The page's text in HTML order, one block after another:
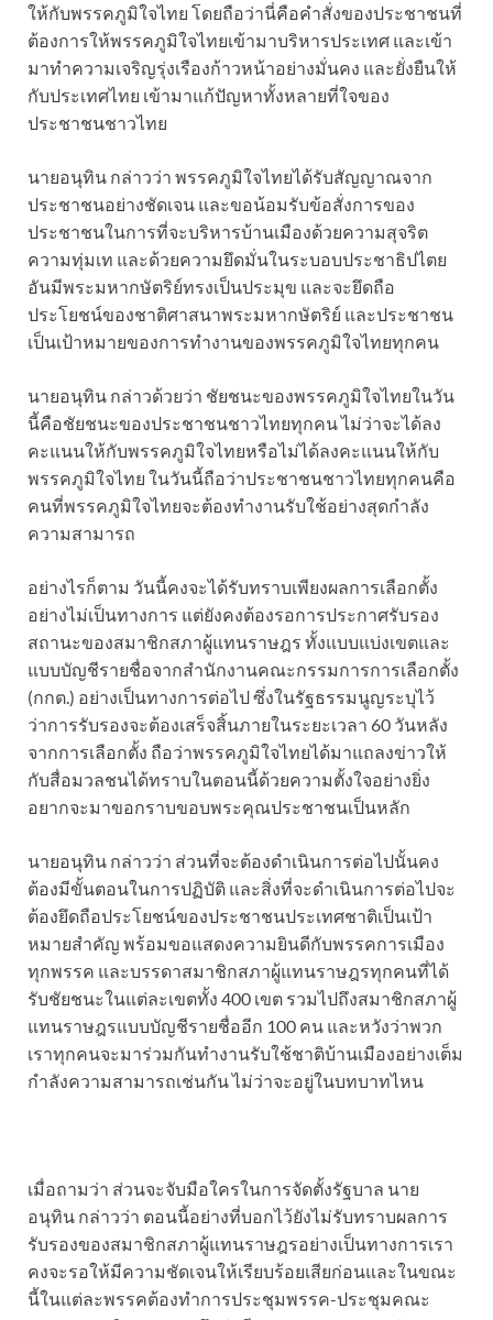
ให้กับพรรคภูมิใจไทย โดยถือว่านี่คือคำสั่งของประชาชนที่
ต้องการให้พรรคภูมิใจไทยเข้ามาบริหารประเทศ และเข้า
มาทำความเจริญรุ่งเรืองก้าวหน้าอย่างมั่นคง และยั่งยืนให้
กับประเทศไทย เข้ามาแก้ปัญหาทั้งหลายที่ใจของ
ประชาชนชาวไทย
นายอนุทิน กล่าวว่า พรรคภูมิใจไทยได้รับสัญญาณจาก
ประชาชนอย่างชัดเจน และขอน้อมรับข้อสั่งการของ
ประชาชนในการที่จะบริหารบ้านเมืองด้วยความสุจริต
ความทุ่มเท และด้วยความยึดมั่นในระบอบประชาธิปไตย
อันมีพระมหากษัตริย์ทรงเป็นประมุข และจะยึดถือ
ประโยชน์ของชาติศาสนาพระมหากษัตริย์ และประชาชน
เป็นเป้าหมายของการทำงานของพรรคภูมิใจไทยทุกคน
นายอนุทิน กล่าวด้วยว่า ชัยชนะของพรรคภูมิใจไทยในวัน
นี้คือชัยชนะของประชาชนชาวไทยทุกคน ไม่ว่าจะได้ลง
คะแนนให้กับพรรคภูมิใจไทยหรือไม่ได้ลงคะแนนให้กับ
พรรคภูมิใจไทย ในวันนี้ถือว่าประชาชนชาวไทยทุกคนคือ
คนที่พรรคภูมิใจไทยจะต้องทำงานรับใช้อย่างสุดกำลัง
ความสามารถ
อย่างไรก็ตาม วันนี้คงจะได้รับทราบเพียงผลการเลือกตั้ง
อย่างไม่เป็นทางการ แต่ยังคงต้องรอการประกาศรับรอง
สถานะของสมาชิกสภาผู้แทนราษฎร ทั้งแบบแบ่งเขตและ
แบบบัญชีรายชื่อจากสำนักงานคณะกรรมการการเลือกตั้ง
(กกต.) อย่างเป็นทางการต่อไป ซึ่งในรัฐธรรมนูญระบุไว้
ว่าการรับรองจะต้องเสร็จสิ้นภายในระยะเวลา 60 วันหลัง
จากการเลือกตั้ง ถือว่าพรรคภูมิใจไทยได้มาแถลงข่าวให้
กับสื่อมวลชนได้ทราบในตอนนี้ด้วยความตั้งใจอย่างยิ่ง
อยากจะมาขอกราบขอบพระคุณประชาชนเป็นหลัก
นายอนุทิน กล่าวว่า ส่วนที่จะต้องดำเนินการต่อไปนั้นคง
ต้องมีขั้นตอนในการปฏิบัติ และสิ่งที่จะดำเนินการต่อไปจะ
ต้องยึดถือประโยชน์ของประชาชนประเทศชาติเป็นเป้า
หมายสำคัญ พร้อมขอแสดงความยินดีกับพรรคการเมือง
ทุกพรรค และบรรดาสมาชิกสภาผู้แทนราษฎรทุกคนที่ได้
รับชัยชนะในแต่ละเขตทั้ง 400 เขต รวมไปถึงสมาชิกสภาผู้
แทนราษฎรแบบบัญชีรายชื่ออีก 100 คน และหวังว่าพวก
เราทุกคนจะมาร่วมกันทำงานรับใช้ชาติบ้านเมืองอย่างเต็ม
กำลังความสามารถเช่นกัน ไม่ว่าจะอยู่ในบทบาทไหน
เมื่อถามว่า ส่วนจะจับมือใครในการจัดตั้งรัฐบาล นาย
อนุทิน กล่าวว่า ตอนนี้อย่างที่บอกไว้ยังไม่รับทราบผลการ
รับรองของสมาชิกสภาผู้แทนราษฎรอย่างเป็นทางการเรา
คงจะรอให้มีความชัดเจนให้เรียบร้อยเสียก่อนและในขณะ
นี้ในแต่ละพรรคต้องทำการประชุมพรรค-ประชุมคณะ